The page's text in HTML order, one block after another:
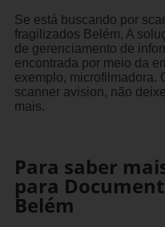
Se está buscando por
fragilizados Belém, A
de gerenciamento de
encontrada por meio da
exemplo, microfilmadora.
scanner avision, não
mais.
Para saber
para
Belém